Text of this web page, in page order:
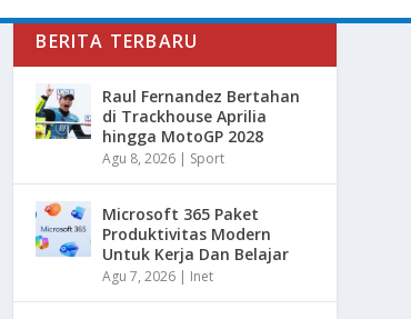
BERITA TERBARU
Raul Fernandez Bertahan
di Trackhouse Aprilia
hingga MotoGP 2028
Agu 8, 2026 | Sport
Microsoft 365 Paket
Produktivitas Modern
Untuk Kerja Dan Belajar
Agu 7, 2026 | Inet